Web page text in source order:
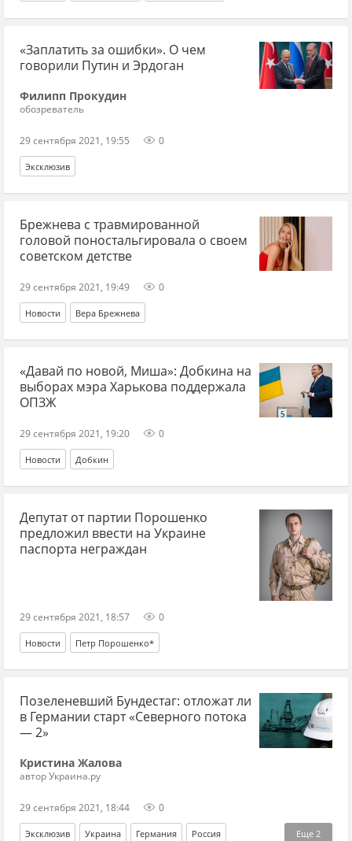
«Заплатить за ошибки». О чем
говорили Путин и Эрдоган
Филипп Прокудин
обозреватель
29 сентября 2021, 19:55 0
Эксклюзив
Брежнева с травмированной
головой поностальгировала о своем
советском детстве
29 сентября 2021, 19:49 0
Новости Вера Брежнева
«Давай по новой, Миша»: Добкина на
выборах мэра Харькова поддержала
ОПЗЖ
29 сентября 2021, 19:20 0
Новости Добкин
Депутат от партии Порошенко
предложил ввести на Украине
паспорта неграждан
29 сентября 2021, 18:57 0
Новости Петр Порошенко*
Позеленевший Бундестаг: отложат ли
в Германии старт «Северного потока
— 2»
Кристина Жалова
автор Украина.ру
29 сентября 2021, 18:44 0
Еще 2
Эксклюзив Украина Германия Россия